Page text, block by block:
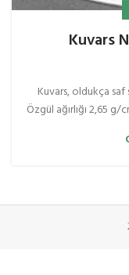
Kuvars
Kuvars, oldukça
Özgül ağırlığı 2,65